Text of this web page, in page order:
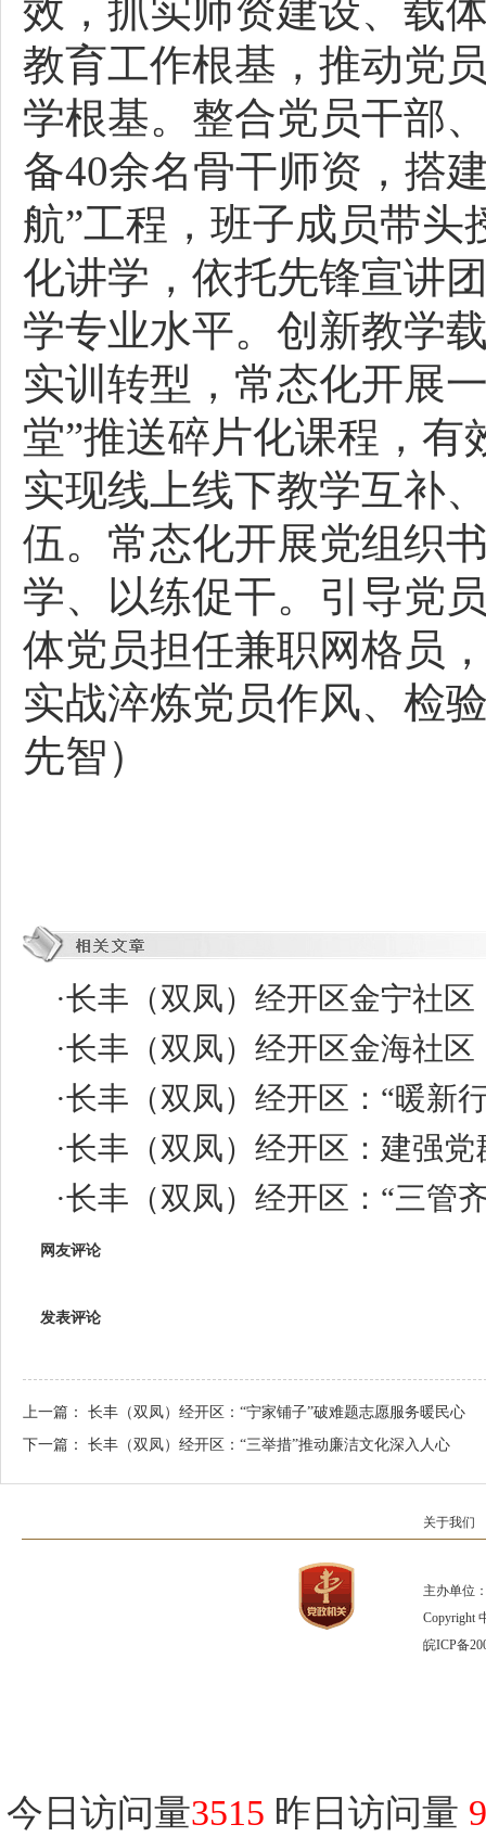
效，抓实师资建设、载
教育工作根基，推动党
学根基。整合党员干部
备40余名骨干师资，搭
航”工程，班子成员带头
化讲学，依托先锋宣讲
学专业水平。创新教学
实训转型，常态化开展
堂”推送碎片化课程，有
实现线上线下教学互补
伍。常态化开展党组织
学、以练促干。引导党
体党员担任兼职网格员
实战淬炼党员作风、检
先智）
·长丰（双凤）经开区金宁社
·长丰（双凤）经开区金海社
·长丰（双凤）经开区：“暖新
·长丰（双凤）经开区：建强
·长丰（双凤）经开区：“三管
网友评论
发表评论
上一篇： 长丰（双凤）经开区：“宁家铺子”破难题志愿服务暖民心
下一篇： 长丰（双凤）经开区：“三举措”推动廉洁文化深入人心
关于我们
主办单位
Copyright
皖ICP备
今日访问量3515 昨日访问量